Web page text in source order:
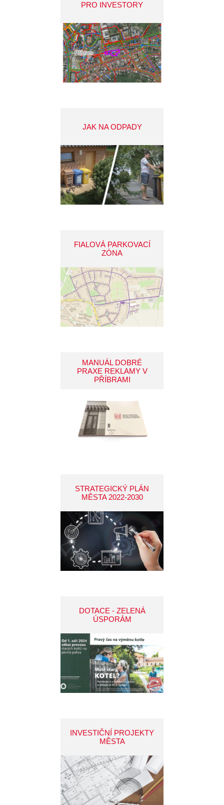
PRO INVESTORY
JAK NA ODPADY
FIALOVÁ PARKOVACÍ
ZÓNA
MANUÁL DOBRÉ
PRAXE REKLAMY V
PŘÍBRAMI
STRATEGICKÝ PLÁN
MĚSTA 2022-2030
DOTACE - ZELENÁ
ÚSPORÁM
INVESTIČNÍ PROJEKTY
MĚSTA